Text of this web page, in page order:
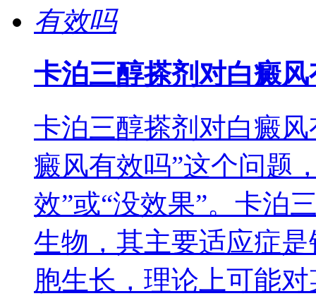
卡泊三醇搽剂对白癜
卡泊三醇搽剂对白癜
癜风有效吗”这个问题
效”或“没效果”。卡泊
生物，其主要适应症
胞生长，理论上可能